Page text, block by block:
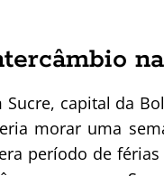
Sucre, capital da
morar uma
período de